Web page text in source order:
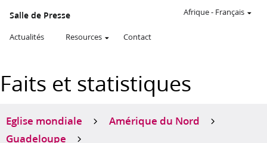
Salle de Presse
Actualités Resources Contact
Afrique- Français
Faits et statistiques
Eglise mondiale
Amérique du Nord
Guadeloupe